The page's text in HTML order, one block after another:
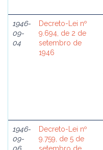
1946-
09-
04
Decreto-Lei nº
9.694, de 2 de
setembro de
1946
1946-
09-
Decreto-Lei nº
9.759, de 5 de